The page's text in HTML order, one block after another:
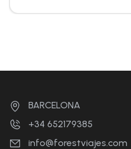
BARCELONA
+34 652179385
info@forestviajes.com